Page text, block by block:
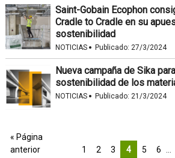
Saint-Gobain Ecophon
Cradle to Cradle en su
sostenibilidad
NOTICIAS · Publicado: 27/3/2024
Nueva campaña de Sika
sostenibilidad de los
NOTICIAS · Publicado: 21/3/2024
« Página
anterior
1 2 3 4 5 6